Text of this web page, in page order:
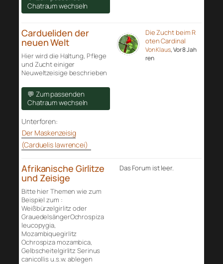
Chatraum wechseln
Cardueliden der
neuen Welt
Hier wird die Haltung, Pflege
und Zucht einiger
Neuweltzeisige beschrieben
💬 Zum passenden
Chatraum wechseln
Unterforen:
Der Maskenzeisig
(Carduelis lawrencei)
Die Zucht beim R
oten Cardinal
Von Klaus, Vor 8 Jah
ren
Afrikanische Girlitze
und Zeisige
Bitte hier Themen wie zum
Beispiel zum :
Weißbürzelgirlitz oder
GrauedelsängerOchrospiza
leucopygia,
Mozambiquegirlitz
Ochrospiza mozambica,
Gelbscheitelgirlitz Serinus
canicollis u.s.w. ablegen
Das Forum ist leer.